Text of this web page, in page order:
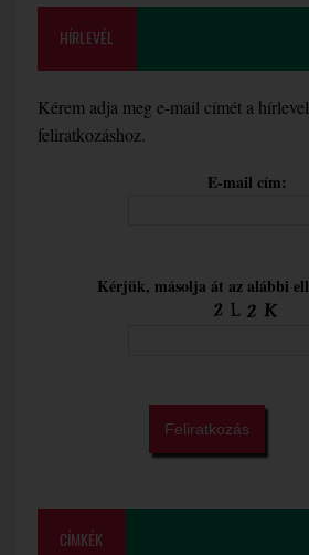
HÍRLEVÉL
Kérem adja meg e-mail címét a
feliratkozáshoz.
E-mail cím:
Kérjük, másolja át az alábbi
CÍMKÉK